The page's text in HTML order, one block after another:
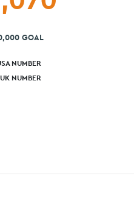
GOAL
NUMBER
NUMBER